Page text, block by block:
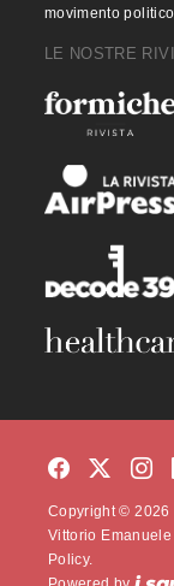
movimento
LE NOSTRE
Copyright © 2026
Vittorio Emanuele
Policy.